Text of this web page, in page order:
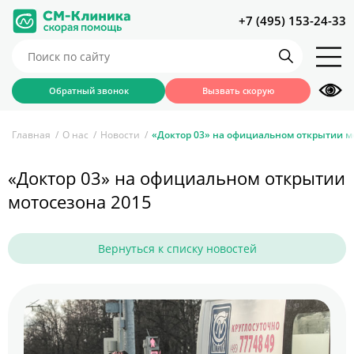
+7 (495) 153-24-33
Обратный звонок Вызвать скорую
Главная О нас Новости «Доктор 03» на официальном открытии
«Доктор 03» на официальном открытии
мотосезона 2015
Вернуться к списку новостей